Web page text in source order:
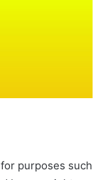
purposes such